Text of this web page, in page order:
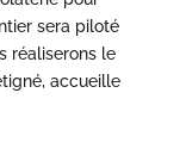
sera piloté
réaliserons le
accueille